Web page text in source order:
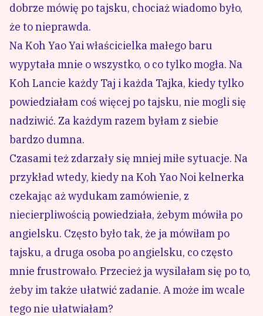
dobrze mówię po tajsku, chociaż wiadomo było,
że to nieprawda.
Na Koh Yao Yai właścicielka małego baru
wypytała mnie o wszystko, o co tylko mogła. Na
Koh Lancie każdy Taj i każda Tajka, kiedy tylko
powiedziałam coś więcej po tajsku, nie mogli się
nadziwić. Za każdym razem byłam z siebie
bardzo dumna.
Czasami też zdarzały się mniej miłe sytuacje. Na
przykład wtedy, kiedy na Koh Yao Noi kelnerka
czekając aż wydukam zamówienie, z
niecierpliwością powiedziała, żebym mówiła po
angielsku. Często było tak, że ja mówiłam po
tajsku, a druga osoba po angielsku, co często
mnie frustrowało. Przecież ja wysilałam się po to,
żeby im także ułatwić zadanie. A może im wcale
tego nie ułatwiałam?